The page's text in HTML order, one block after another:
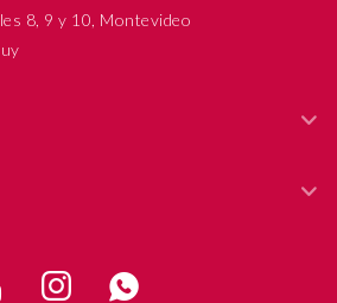
 
8, 9 y 10, Montevideo